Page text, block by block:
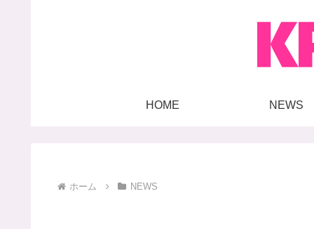
HOME NEWS
ホーム NEWS